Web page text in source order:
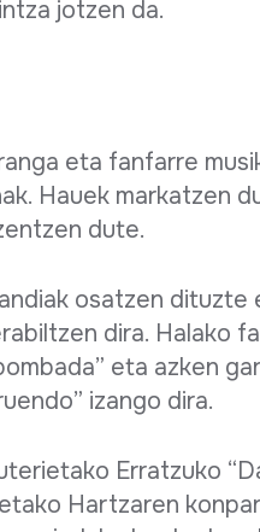
jotzen da.
eta fanfarre
Hauek markatzen
dute.
osatzen dituzte
dira. Halako
eta azken
izango dira.
Erratzuko
Hartzaren